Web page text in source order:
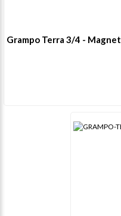
Grampo Terra 3/4 - Magnet